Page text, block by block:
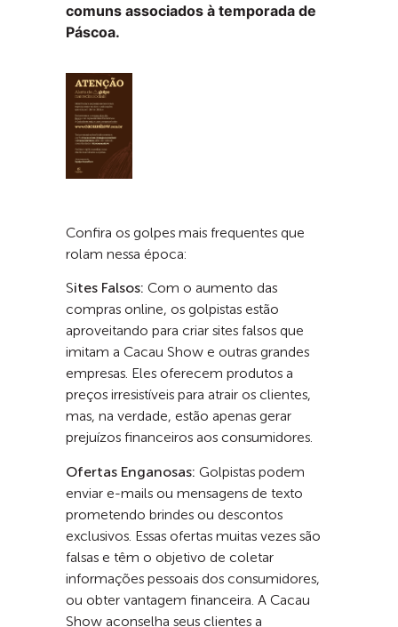
comuns associados à temporada de
Páscoa.
Confira os golpes mais frequentes que
rolam nessa época:
Sites Falsos: Com o aumento das
compras online, os golpistas estão
aproveitando para criar sites falsos que
imitam a Cacau Show e outras grandes
empresas. Eles oferecem produtos a
preços irresistíveis para atrair os clientes,
mas, na verdade, estão apenas gerar
prejuízos financeiros aos consumidores.
Ofertas Enganosas: Golpistas podem
enviar e-mails ou mensagens de texto
prometendo brindes ou descontos
exclusivos. Essas ofertas muitas vezes são
falsas e têm o objetivo de coletar
informações pessoais dos consumidores,
ou obter vantagem financeira. A Cacau
Show aconselha seus clientes a